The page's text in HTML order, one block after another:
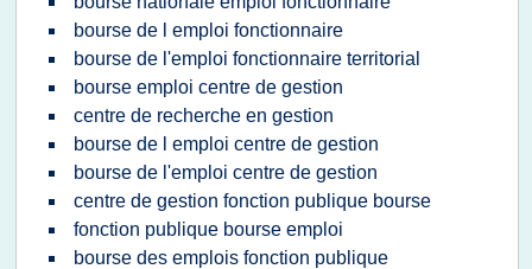
bourse de l emploi fonctionnaire
bourse de l'emploi fonctionnaire territorial
bourse emploi centre de gestion
centre de recherche en gestion
bourse de l emploi centre de gestion
bourse de l'emploi centre de gestion
centre de gestion fonction publique bourse
fonction publique bourse emploi
bourse des emplois fonction publique